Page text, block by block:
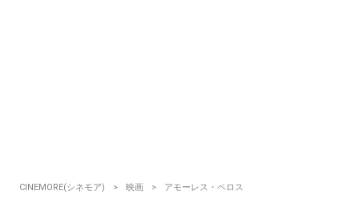
CINEMORE(シネモア) 映画
アモーレス・ペロス